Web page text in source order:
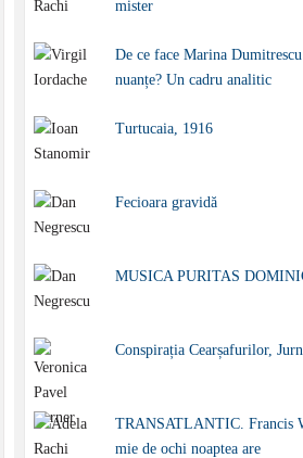
mister
De ce face Marina
nuanțe? Un cadru analitic
Turtucaia, 1916
Fecioara gravidă
MUSICA PURITAS
Conspirația Cearșafurilor,
TRANSATLANTIC. Francis
mie de ochi noaptea are